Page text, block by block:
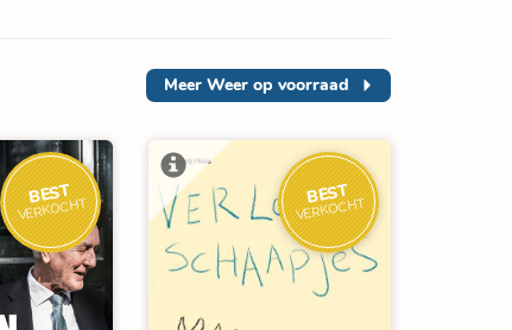
Meer Weer op voorraad
BEST
VERKOCHT
BEST
VERKOCHT